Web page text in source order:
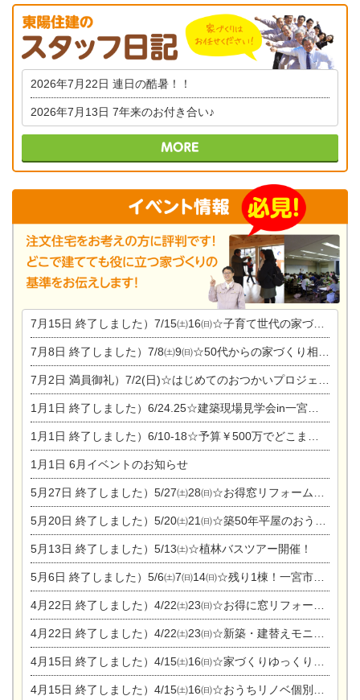
2026年7月22日 連日の酷暑！！
2026年7月13日 7年来のお付き合い♪
7月15日 終了しました）7/15㈯16㈰☆子育て世代の家づくり相談会
7月8日 終了しました）7/8㈯9㈰☆50代からの家づくり相談会
7月2日 満員御礼）7/2(日)☆はじめてのおつかいプロジェクト
1月1日 終了しました）6/24.25☆建築現場見学会in一宮市木曽川町
1月1日 終了しました）6/10-18☆予算￥500万でどこまでできるの？リフォーム相談会
1月1日 6月イベントのお知らせ
5月27日 終了しました）5/27㈯28㈰☆お得窓リフォーム個別相談会
5月20日 終了しました）5/20㈯21㈰☆築50年平屋のおうちリノベーション完成見学会
5月13日 終了しました）5/13㈯☆植林バスツアー開催！
5月6日 終了しました）5/6㈯7㈰14㈰☆残り1棟！一宮市限定モニター募集相談会(新築・建替え)
4月22日 終了しました）4/22㈯23㈰☆お得に窓リフォーム個別相談会
4月22日 終了しました）4/22㈯23㈰☆新築・建替えモニター募集個別相談会
4月15日 終了しました）4/15㈯16㈰☆家づくりゆっくりじっくり個別相談会
4月15日 終了しました）4/15㈯16㈰☆おうちリノベ個別相談会